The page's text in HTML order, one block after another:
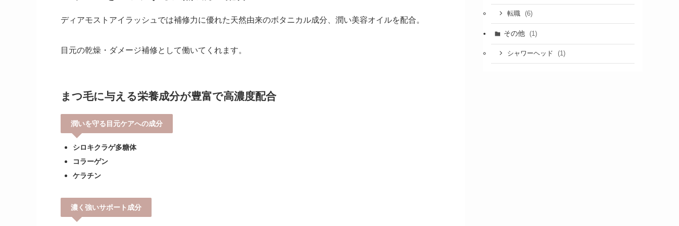
ディアモストアイラッシュでは補修力に優れた天然由来のボタニカル成分、潤い美容オイルを配合。
目元の乾燥・ダメージ補修として働いてくれます。
まつ毛に与える栄養成分が豊富で高濃度配合
潤いを守る目元ケアへの成分
シロキクラゲ多糖体
コラーゲン
ケラチン
濃く強いサポート成分
転職 (6)
その他 (1)
シャワーヘッド (1)